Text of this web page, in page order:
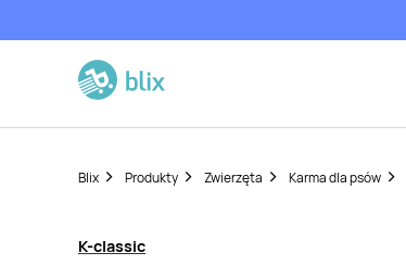
Blix Produkty Zwierzęta Karma dla psów
K-classic